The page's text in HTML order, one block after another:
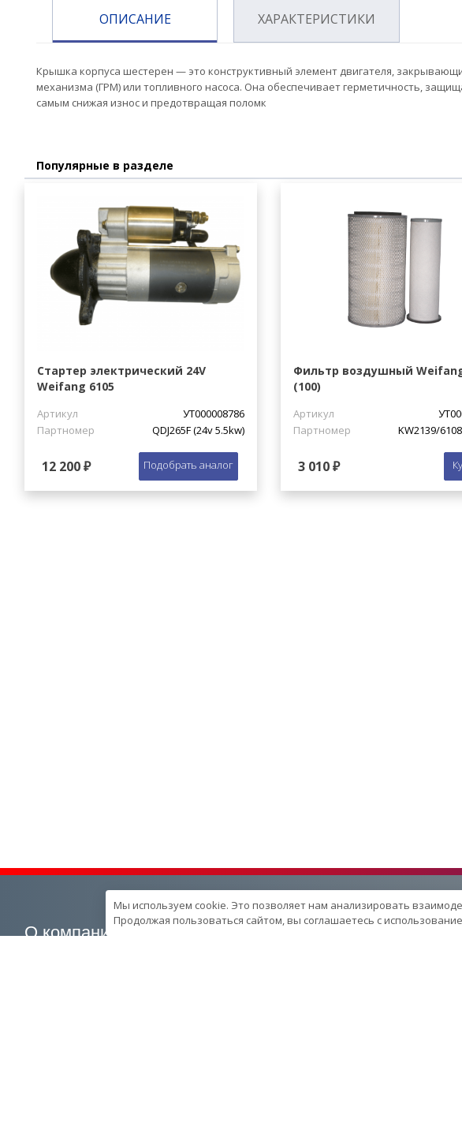
ОПИСАНИЕ ХАРАКТЕРИСТИКИ
Крышка корпуса шестерен — это конструктивный элемент двигателя,
механизма (ГРМ) или топливного насоса. Она обеспечивает герметичность,
самым снижая износ и предотвращая поломк
Популярные в разделе
Стартер электрический 24V
Weifang 6105
Артикул
УТ000008786
Партномер
QDJ265F (24v 5.5kw)
12 200 ₽ Подобрать аналог
Фильтр воздушный
(100)
Артикул
Партномер
KW2139/
3 010 ₽
О компании
Мы используем cookie. Это позволяет нам анализировать
Продолжая пользоваться сайтом, вы соглашаетесь с